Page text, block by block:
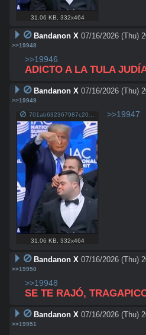
31.06 KB 332x464
Bandanon X 07/16/2026 (Thu)
>>19948
>>19946
ADICTO A LA TULA
Bandanon X 07/16/2026 (Thu)
>>19949
701ab632367987c20e02d24e8f9898d9db7ac31652348911ffd9d288c6e4b780.jpg
31.06 KB, 332x464
>>19947
Bandanon X 07/16/2026 (Thu)
>>19950
>>19948
SE TE RAJÓ,
Bandanon X 07/16/2026 (Thu)
>>19951